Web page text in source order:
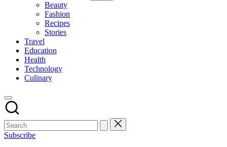
Beauty
Fashion
Recipes
Stories
Travel
Education
Health
Technology
Culinary
Subscribe